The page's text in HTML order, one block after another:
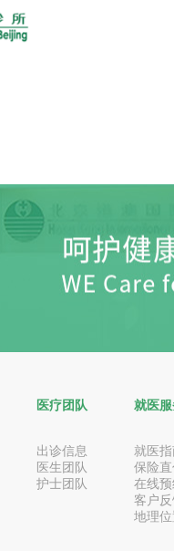
医疗团队
出诊信息
医生团队
护士团队
就医
就医
保险
在线
客户
地理